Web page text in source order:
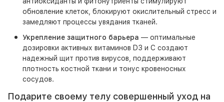
обновление клеток, блокируют окислительный стресс и
замедляют процессы увядания тканей.
Укрепление защитного барьера — оптимальные
дозировки активных витаминов D3 и C создают
надежный щит против вирусов, поддерживают
плотность костной ткани и тонус кровеносных
сосудов.
Подарите своему телу совершенный уход на